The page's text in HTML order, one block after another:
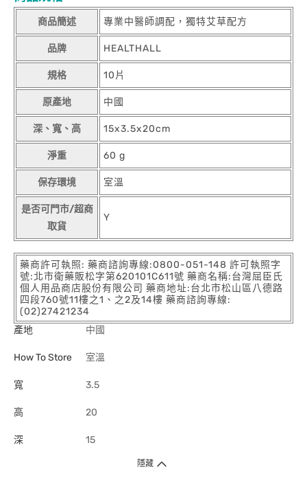
商品簡述 專業中醫師調配，獨特艾草配方
品牌 HEALTHALL
規格 10片
原產地 中國
深、寬、高 15x3.5x20cm
淨重 60 g
保存環境 室溫
是否可門市/超商
取貨
Y
藥商許可執照: 藥商諮詢專線:0800-051-148 許可執照字
號:北市衛藥販松字第620101C611號 藥商名稱:台灣屈臣氏
個人用品商店股份有限公司 藥商地址:台北市松山區八德路
四段760號11樓之1、之2及14樓 藥商諮詢專線:
(02)27421234
產地
中國
How To Store 室溫
寬 3.5
高 20
深 15
隱藏